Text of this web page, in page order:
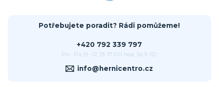
Potřebujete poradit? Rádi pomůžeme!
+420 792 339 797
Po - Pá (9 -12, 13-17:00 hod, So 9-12)
info@hernicentro.cz